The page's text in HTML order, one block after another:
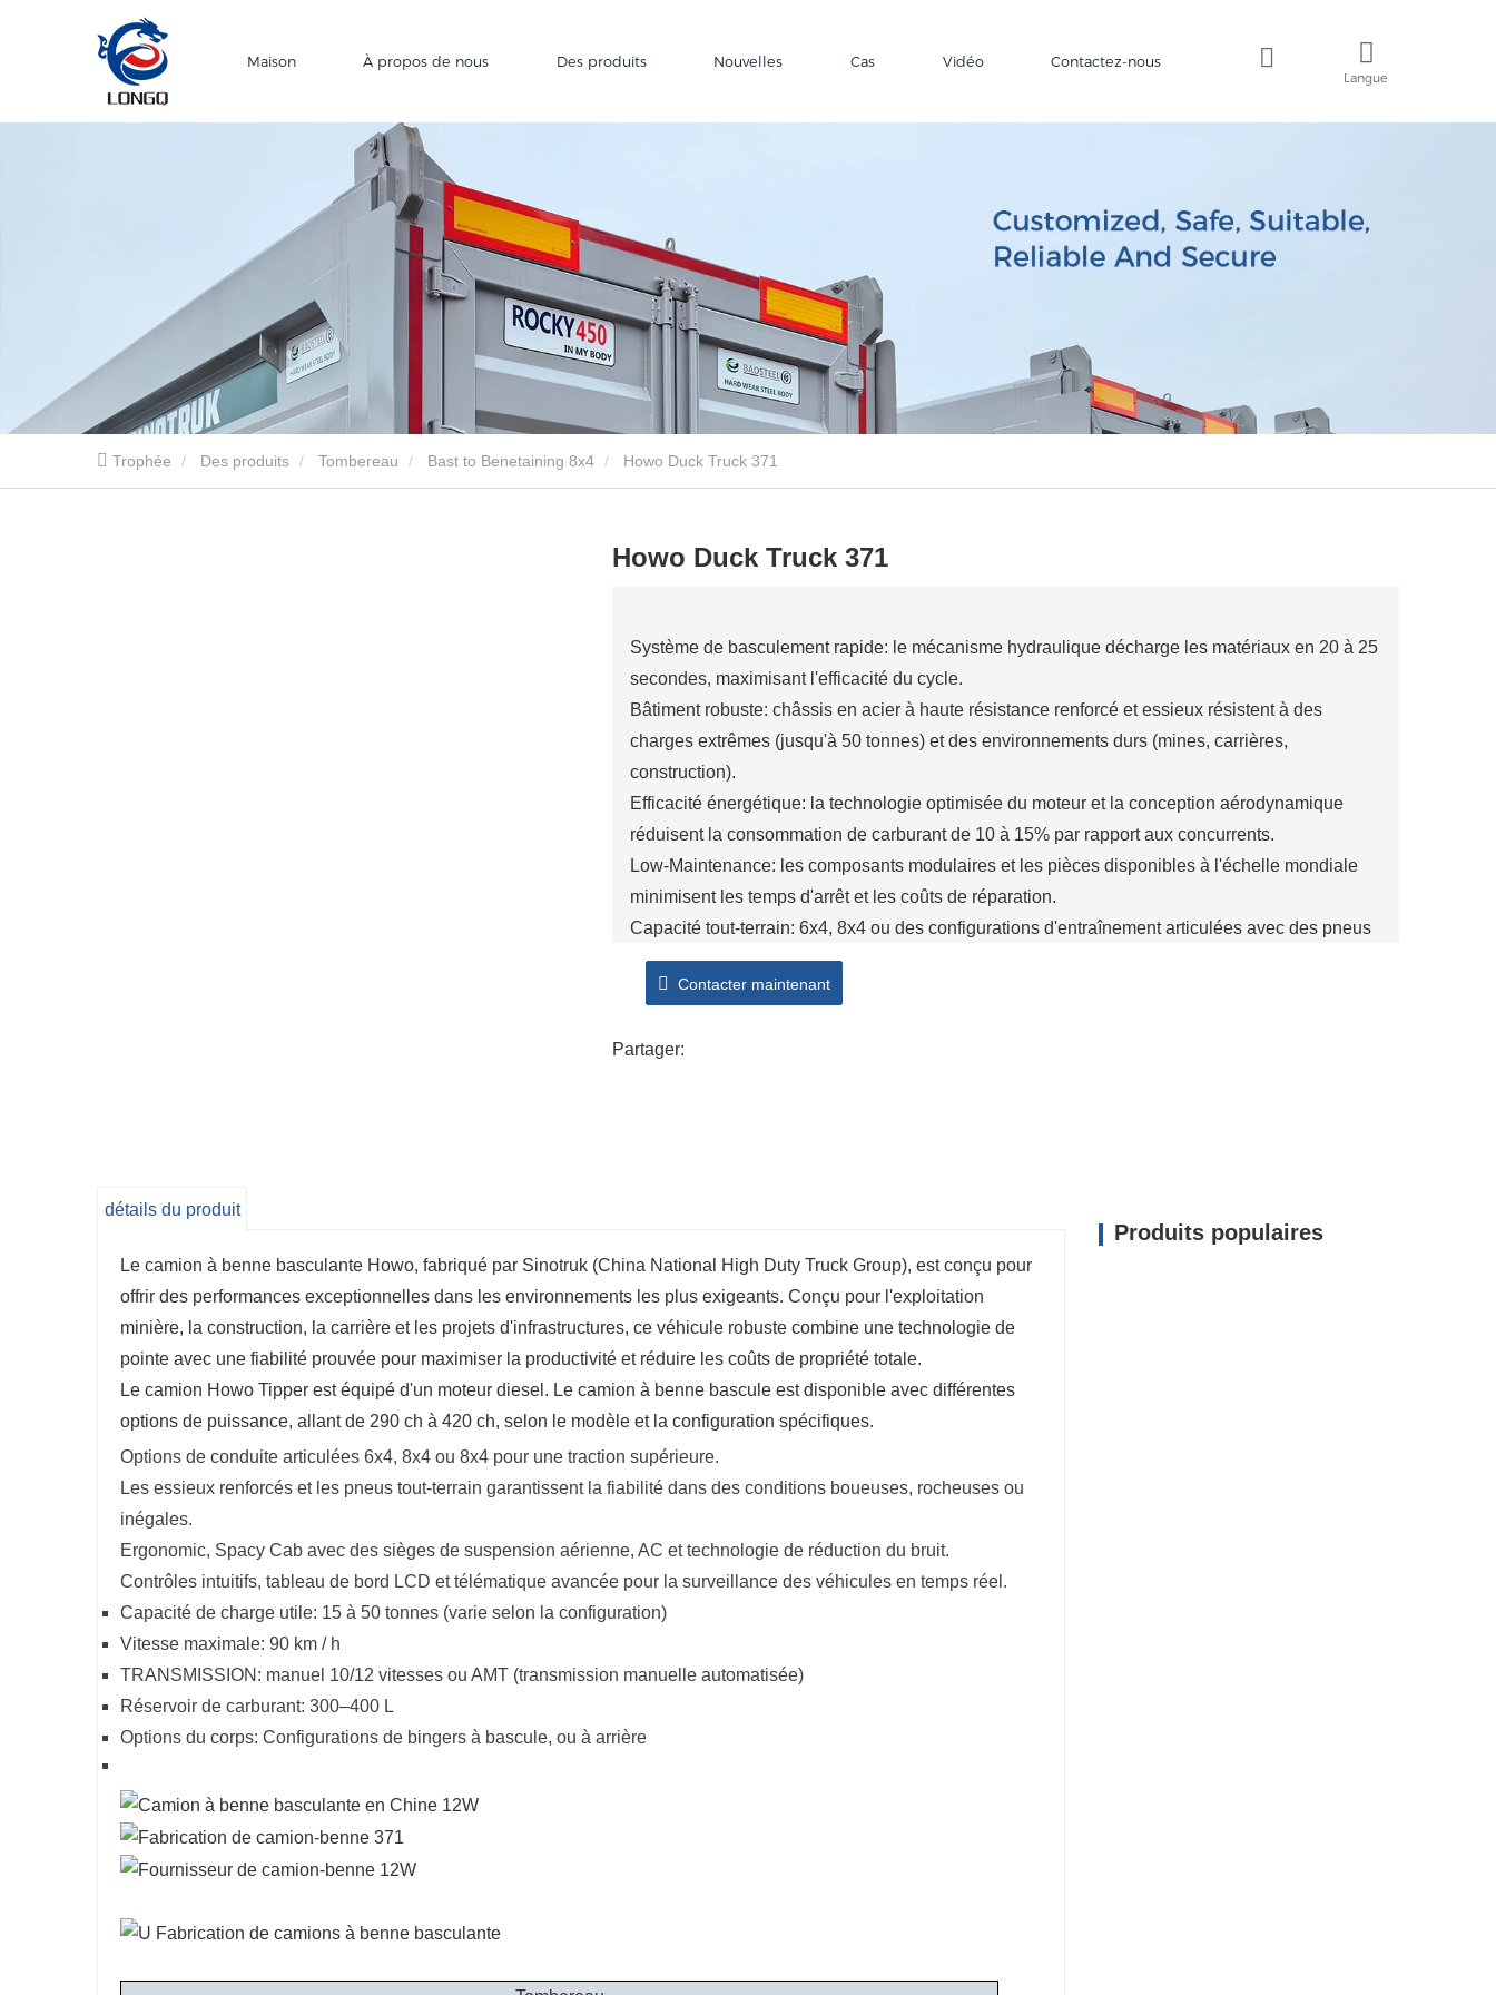
Maison À propos de nous Des produits Nouvelles Cas Vidéo Contactez-nous
Langue
Trophée Des produits Tombereau Bast to Benetaining 8x4 Howo Duck Truck 371
Howo Duck Truck 371
Système de basculement rapide: le mécanisme hydraulique décharge les matériaux en 20 à 25
secondes, maximisant l'efficacité du cycle.
Bâtiment robuste: châssis en acier à haute résistance renforcé et essieux résistent à des
charges extrêmes (jusqu'à 50 tonnes) et des environnements durs (mines, carrières,
construction).
Efficacité énergétique: la technologie optimisée du moteur et la conception aérodynamique
réduisent la consommation de carburant de 10 à 15% par rapport aux concurrents.
Low-Maintenance: les composants modulaires et les pièces disponibles à l'échelle mondiale
minimisent les temps d'arrêt et les coûts de réparation.
Capacité tout-terrain: 6x4, 8x4 ou des configurations d'entraînement articulées avec des pneus
tout-terrain assurent la traction dans la boue, le sable ou les conditions rocheuses.
Corbes personnalisables: Choisissez parmi les corps de décharge en alliage en forme de U, en
de manutention des matériaux.
Contacter maintenant
Partager:
détails du produit
Le camion à benne basculante Howo, fabriqué par Sinotruk (China National High Duty Truck Group), est conçu pour
offrir des performances exceptionnelles dans les environnements les plus exigeants. Conçu pour l'exploitation
minière, la construction, la carrière et les projets d'infrastructures, ce véhicule robuste combine une technologie de
pointe avec une fiabilité prouvée pour maximiser la productivité et réduire les coûts de propriété totale.
Le camion Howo Tipper est équipé d'un moteur diesel. Le camion à benne bascule est disponible avec différentes
options de puissance, allant de 290 ch à 420 ch, selon le modèle et la configuration spécifiques.
Options de conduite articulées 6x4, 8x4 ou 8x4 pour une traction supérieure.
Les essieux renforcés et les pneus tout-terrain garantissent la fiabilité dans des conditions boueuses, rocheuses ou
inégales.
Ergonomic, Spacy Cab avec des sièges de suspension aérienne, AC et technologie de réduction du bruit.
Contrôles intuitifs, tableau de bord LCD et télématique avancée pour la surveillance des véhicules en temps réel.
Capacité de charge utile: 15 à 50 tonnes (varie selon la configuration)
Vitesse maximale: 90 km / h
TRANSMISSION: manuel 10/12 vitesses ou AMT (transmission manuelle automatisée)
Réservoir de carburant: 300–400 L
Options du corps: Configurations de bingers à bascule, ou à arrière
Produits populaires